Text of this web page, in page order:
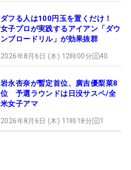
ダフる人は100円玉を置くだけ！
女子プロが実践するアイアン「ダウ
ンブロードリル」が効果抜群
2026年8月6日 (木) 12時00分 40
岩永杏奈が暫定首位、廣吉優梨菜8
位 予選ラウンドは日没サスペ/全
米女子アマ
2026年8月6日 (木) 11時18分 1